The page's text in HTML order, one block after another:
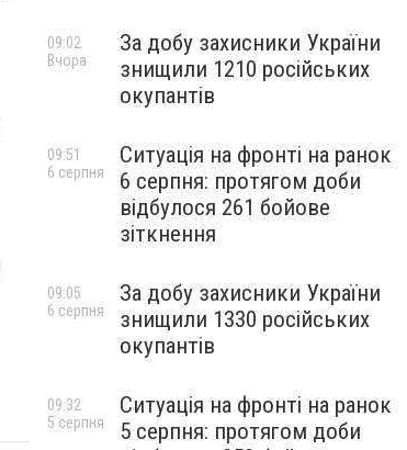
За добу захисники України
знищили 1210 російських
окупантів
09:02
Вчора
Ситуація на фронті на ранок
6 серпня: протягом доби
відбулося 261 бойове
зіткнення
09:51
6 серпня
За добу захисники України
знищили 1330 російських
окупантів
09:05
6 серпня
Ситуація на фронті на ранок
5 серпня: протягом доби
09:32
5 серпня